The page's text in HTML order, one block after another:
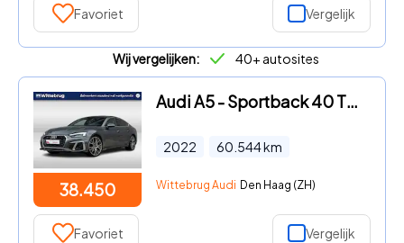
Favoriet Vergelijk
Wij vergelijken: 40+ autosites
38.450
Audi A5 - Sportback 40 TFSI 204PK quattro S edition | Matrix | Achteru
2022 60.544km
Wittebrug Audi Den Haag (ZH)
Favoriet Vergelijk